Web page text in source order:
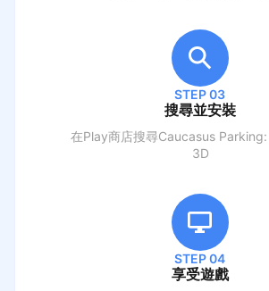
STEP 03
搜尋並安裝
在Play商店搜尋Caucasus
3D
STEP 04
享受遊戲